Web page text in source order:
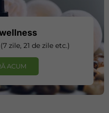
zile, 21 de zile etc.)
ACUM